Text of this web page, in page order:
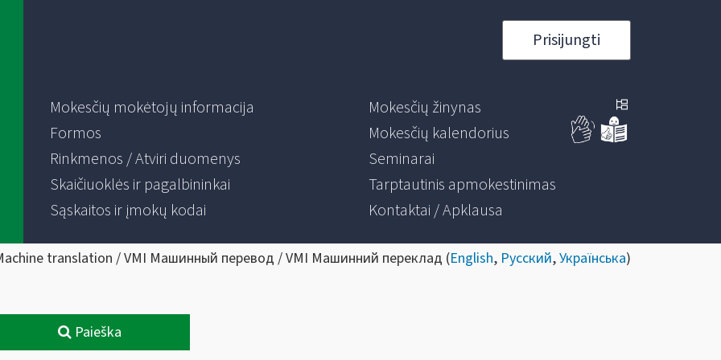
Prisijungti
Mokesčių mokėtojų informacija
Formos
Rinkmenos / Atviri duomenys
Skaičiuoklės ir pagalbininkai
Sąskaitos ir įmokų kodai
Mokesčių žinynas
Mokesčių kalendorius
Seminarai
Tarptautinis apmokestinimas
Kontaktai / Apklausa
translation / VMI Машинный перевод / VMI Машинний переклад (English, Русский,Українська)
Paieška